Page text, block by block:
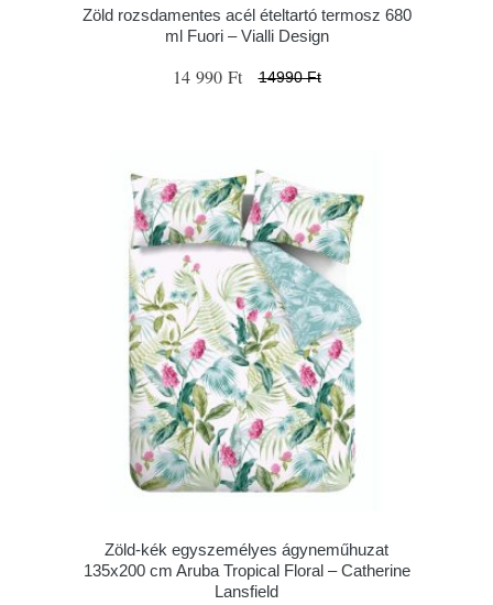
Zöld rozsdamentes acél ételtartó termosz 680
ml Fuori – Vialli Design
14 990 Ft 14990 Ft
Zöld-kék egyszemélyes ágyneműhuzat
135x200 cm Aruba Tropical Floral – Catherine
Lansfield